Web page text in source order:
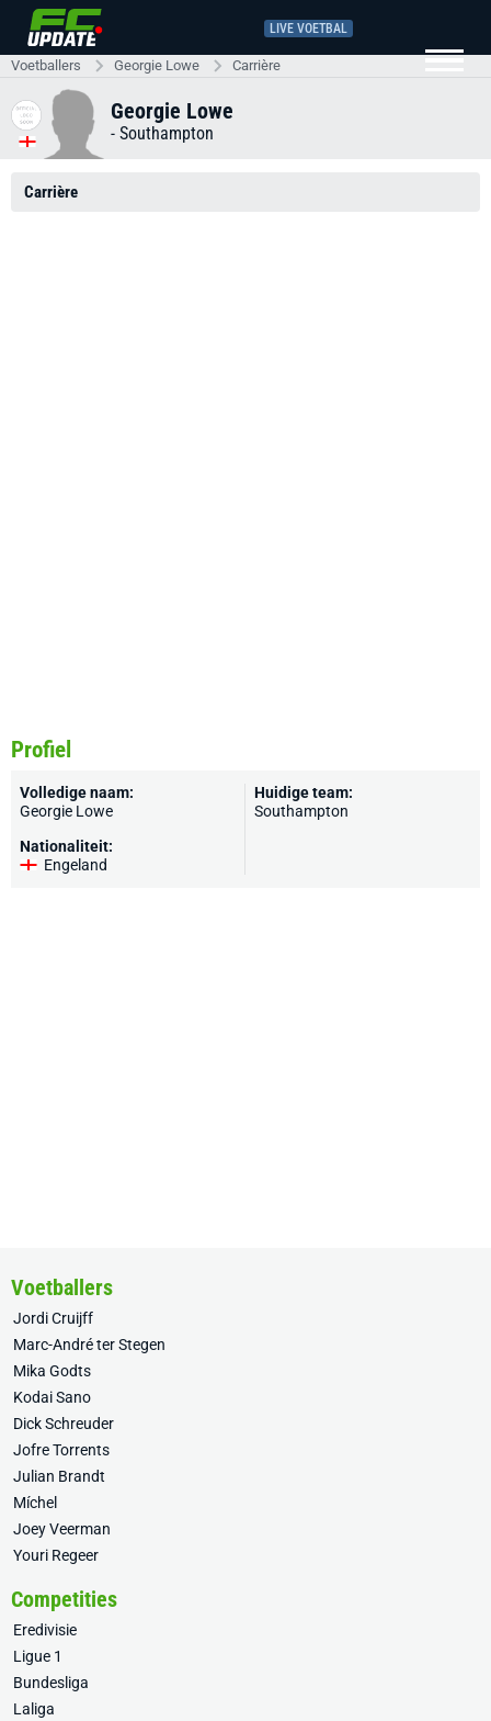
LIVE VOETBAL
Voetballers Georgie Lowe Carrière
Georgie Lowe
- Southampton
Carrière
Profiel
Volledige naam:
Georgie Lowe
Nationaliteit:
Engeland
Huidige team:
Southampton
Voetballers
Jordi Cruijff
Marc-André ter Stegen
Mika Godts
Kodai Sano
Dick Schreuder
Jofre Torrents
Julian Brandt
Míchel
Joey Veerman
Youri Regeer
Competities
Eredivisie
Ligue 1
Bundesliga
Laliga